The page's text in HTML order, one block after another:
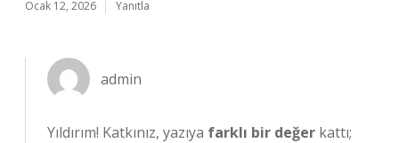
Ocak 12, 2026 Yanıtla
admin
Yıldırım! Katkınız, yazıya farklı bir değer kattı;